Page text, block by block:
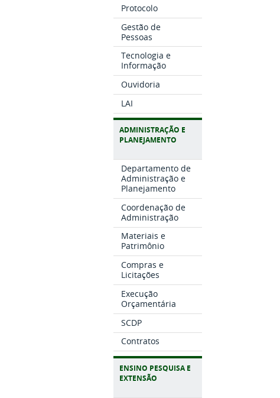
Protocolo
Gestão de
Pessoas
Tecnologia e
Informação
Ouvidoria
LAI
ADMINISTRAÇÃO E
PLANEJAMENTO
Departamento de
Administração e
Planejamento
Coordenação de
Administração
Materiais e
Patrimônio
Compras e
Licitações
Execução
Orçamentária
SCDP
Contratos
ENSINO PESQUISA E
EXTENSÃO